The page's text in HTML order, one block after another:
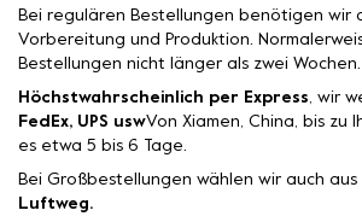
Bei regulären Bestellungen benötigen wir
Vorbereitung und Produktion.
Bestellungen nicht länger als zwei Wochen.
Höchstwahrscheinlich per Express, wir
FedEx, UPS uswVon Xiamen, China, bis zu
es etwa 5 bis 6 Tage.
Bei Großbestellungen wählen wir auch aus
Luftweg.